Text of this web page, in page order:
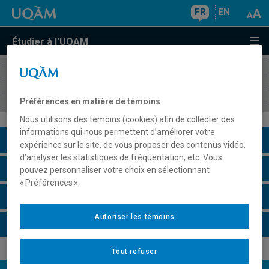
FR EN
Étudier à l'UQAM
COURS//
Description du cours
Horaire - Été 2026
Préférences en matière de témoins
Nous utilisons des témoins (cookies) afin de collecter des
informations qui nous permettent d’améliorer votre
expérience sur le site, de vous proposer des contenus vidéo,
d’analyser les statistiques de fréquentation, etc. Vous
pouvez personnaliser votre choix en sélectionnant
« Préférences ».
Tout refuser
Autoriser les témoins